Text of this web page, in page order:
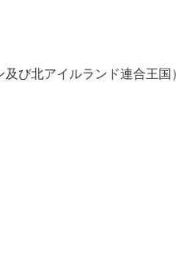
び北アイルランド連合王国）